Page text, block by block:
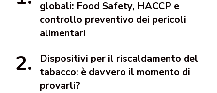
globali: Food Safety, HACCP e
controllo preventivo dei pericoli
alimentari
Dispositivi per il riscaldamento del
tabacco: è davvero il momento di
provarli?